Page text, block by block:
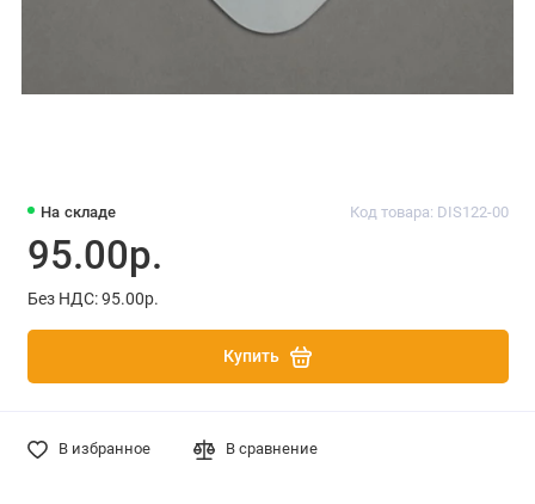
На складе Код товара: DIS122-00
95.00р.
Без НДС: 95.00р.
Купить
В избранное В сравнение